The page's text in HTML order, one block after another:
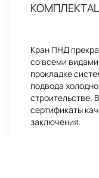
Кран ПНД
со всеми
прокладке
подвода
строительстве.
сертификаты
заключения.